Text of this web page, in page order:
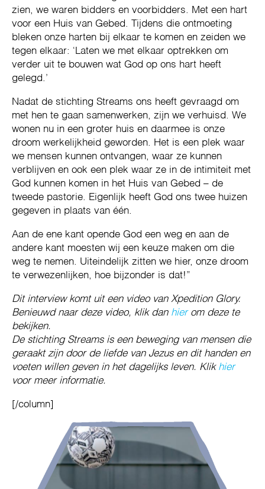
zien, we waren bidders en voorbidders. Met een hart
voor een Huis van Gebed. Tijdens die ontmoeting
bleken onze harten bij elkaar te komen en zeiden we
tegen elkaar: ‘Laten we met elkaar optrekken om
verder uit te bouwen wat God op ons hart heeft
gelegd.’
Nadat de stichting Streams ons heeft gevraagd om
met hen te gaan samenwerken, zijn we verhuisd. We
wonen nu in een groter huis en daarmee is onze
droom werkelijkheid geworden. Het is een plek waar
we mensen kunnen ontvangen, waar ze kunnen
verblijven en ook een plek waar ze in de intimiteit met
God kunnen komen in het Huis van Gebed – de
tweede pastorie. Eigenlijk heeft God ons twee huizen
gegeven in plaats van één.
Aan de ene kant opende God een weg en aan de
andere kant moesten wij een keuze maken om die
weg te nemen. Uiteindelijk zitten we hier, onze droom
te verwezenlijken, hoe bijzonder is dat!”
Dit interview komt uit een video van Xpedition Glory.
Benieuwd naar deze video, klik dan hierom deze te
bekijken.
De stichting Streams is een beweging van mensen die
geraakt zijn door de liefde van Jezus en dit handen en
voeten willen geven in het dagelijks leven. Klik hier
voor meer informatie.
[/column]